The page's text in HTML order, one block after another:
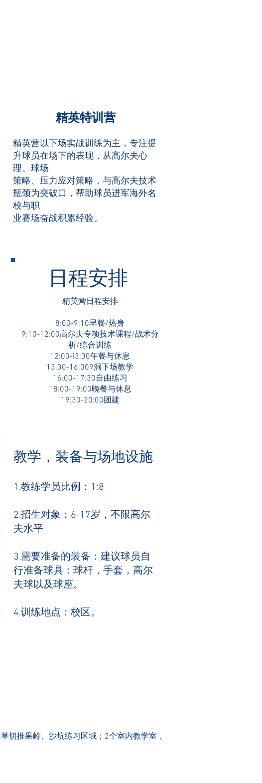
精英特训营
精英营以下场实战训练为主，专注提
升球员在场下的表现，从高尔夫心
理、球场
策略、压力应对策略，与高尔夫技术
瓶颈为突破口，帮助球员进军海外名
校与职
业赛场奋战积累经验。
日程安排
精英营日程安排
8:00-9:10早餐/热身
9:10-12:00高尔夫专项技术课程/战术分
析/综合训练
12:00-I3:30午餐与休息
13:30-16:009洞下场教学
16:00-17:30自由练习
18:00-19:00晚餐与休息
19:30-20:00团建
教学，装备与场地设施
1.教练学员比例：1:8
2.招生对象：6-17岁，不限高尔
夫水平
3.需要准备的装备：建议球员自
行准备球具：球杆，手套，高尔
夫球以及球座。
4.训练地点：校区。
切推果岭、沙坑练习区域；2个室内教学室，